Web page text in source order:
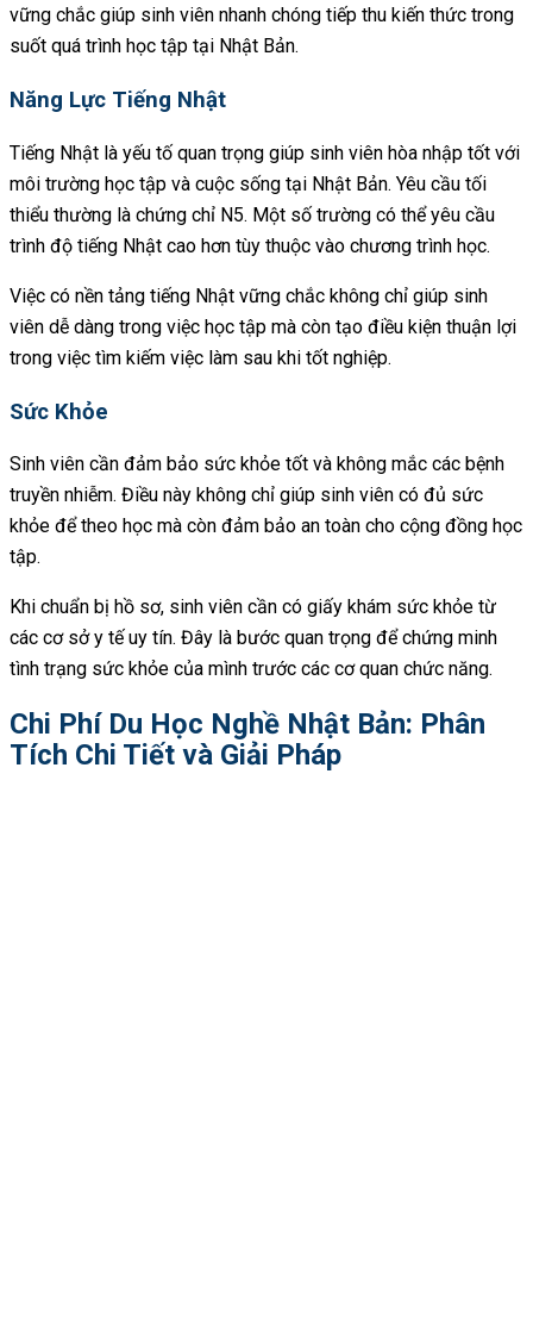
vững chắc giúp sinh viên nhanh chóng tiếp thu kiến thức trong
suốt quá trình học tập tại Nhật Bản.
Năng Lực Tiếng Nhật
Tiếng Nhật là yếu tố quan trọng giúp sinh viên hòa nhập tốt với
môi trường học tập và cuộc sống tại Nhật Bản. Yêu cầu tối
thiểu thường là chứng chỉ N5. Một số trường có thể yêu cầu
trình độ tiếng Nhật cao hơn tùy thuộc vào chương trình học.
Việc có nền tảng tiếng Nhật vững chắc không chỉ giúp sinh
viên dễ dàng trong việc học tập mà còn tạo điều kiện thuận lợi
trong việc tìm kiếm việc làm sau khi tốt nghiệp.
Sức Khỏe
Sinh viên cần đảm bảo sức khỏe tốt và không mắc các bệnh
truyền nhiễm. Điều này không chỉ giúp sinh viên có đủ sức
khỏe để theo học mà còn đảm bảo an toàn cho cộng đồng học
tập.
Khi chuẩn bị hồ sơ, sinh viên cần có giấy khám sức khỏe từ
các cơ sở y tế uy tín. Đây là bước quan trọng để chứng minh
tình trạng sức khỏe của mình trước các cơ quan chức năng.
Chi Phí Du Học Nghề Nhật Bản: Phân
Tích Chi Tiết và Giải Pháp